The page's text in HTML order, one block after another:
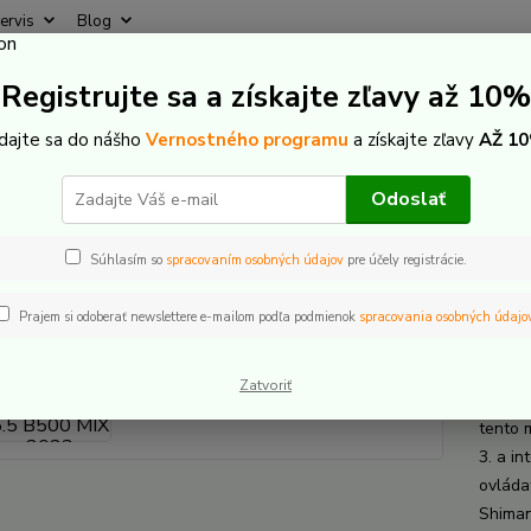
Blog
Hľadať
(Po-
Elektrobicykle Lapierre Overvolt HT 5.5 B500 MIX 2023
Overvolt HT 5.5 B500 MIX
Rám
tento
3. a
Registrujte sa a získajte zľavy až 10%
sa do nášho Vernostného programu a získajte zľavy AŽ
Odoslať
Súhlasím so spracovaním osobných údajovpre účely registrácie.
Prajem si odoberať newslettere e-mailom podľa podmienok spracovania osobných
Zatvoriť